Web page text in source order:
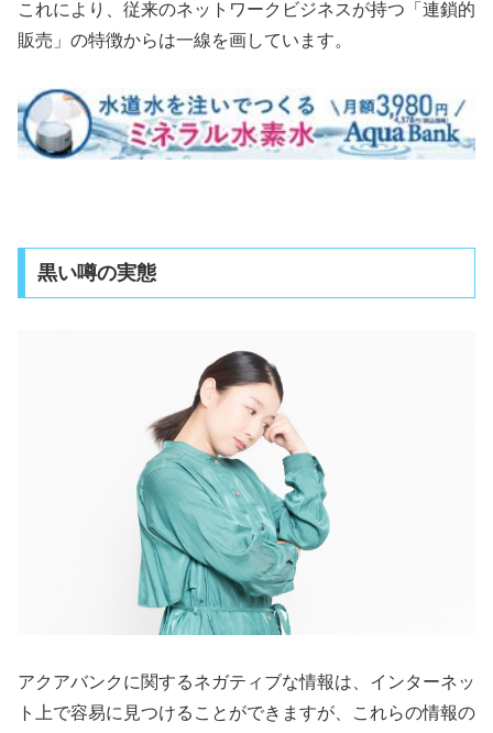
これにより、従来のネットワークビジネスが持つ「連鎖的
販売」の特徴からは一線を画しています。
黒い噂の実態
アクアバンクに関するネガティブな情報は、インターネッ
ト上で容易に見つけることができますが、これらの情報の